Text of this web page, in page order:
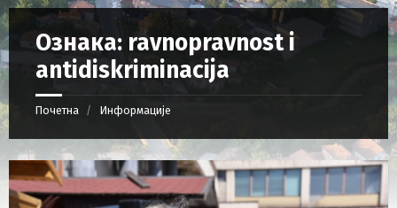
Ознака: ravnopravnost i
antidiskriminacija
Почетна Информације